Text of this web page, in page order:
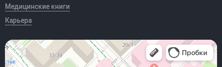
Медицинские книги
Карьера